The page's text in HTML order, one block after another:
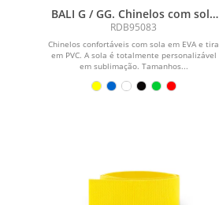
BALI G / GG. Chinelos com sola
totalmente personalizável em
sublimação
RDB95083
Chinelos confortáveis com sola em EVA e tira
em PVC. A sola é totalmente personalizável
em sublimação. Tamanhos...